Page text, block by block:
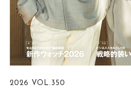
2026 VOL.350